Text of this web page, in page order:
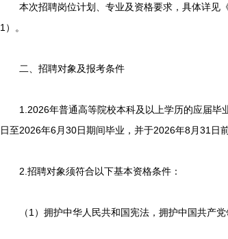
本次招聘岗位计划、专业及资格要求，具体详见
1）。
二、招聘对象及报考条件
1.2026年普通高等院校本科及以上学历的应届毕
日至2026年6月30日期间毕业，并于2026年8月31日
2.招聘对象须符合以下基本资格条件：
（1）拥护中华人民共和国宪法，拥护中国共产党